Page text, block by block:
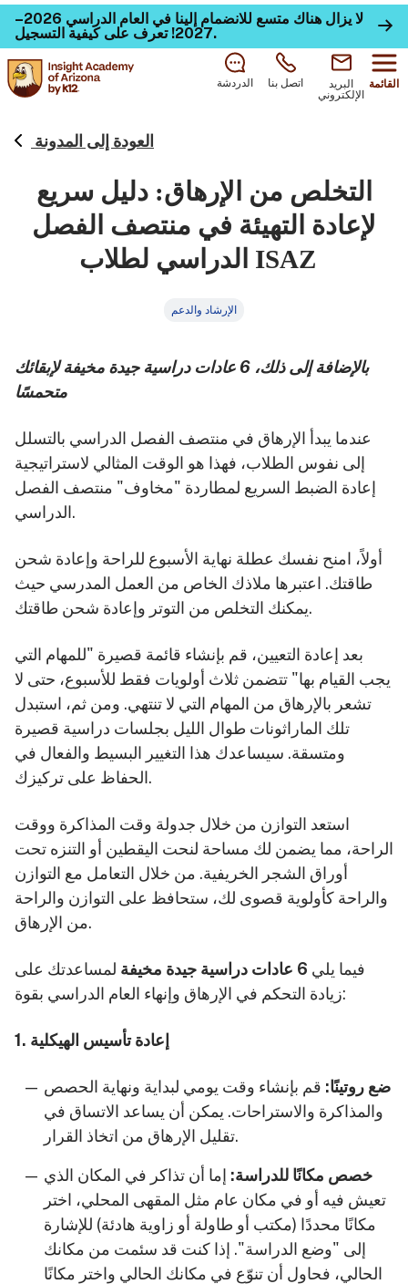
لا يزال هناك متسع للانضمام إلينا في العام الدراسي 2026–
2027! تعرف على كيفية التسجيل .
الدردشة اتصل بنا
البريد
الإلكتروني
القائمة
العودة إلى المدونة
التخلص من الإرهاق: دليل سريع
لإعادة التهيئة في منتصف الفصل
الدراسي لطلاب ISAZ
الإرشاد والدعم
بالإضافة إلى ذلك، 6 عادات دراسية جيدة مخيفة لإبقائك
متحمسًا
عندما يبدأ الإرهاق في منتصف الفصل الدراسي بالتسلل
إلى نفوس الطلاب، فهذا هو الوقت المثالي لاستراتيجية
إعادة الضبط السريع لمطاردة "مخاوف" منتصف الفصل
الدراسي.
أولاً، امنح نفسك عطلة نهاية الأسبوع للراحة وإعادة شحن
طاقتك. اعتبرها ملاذك الخاص من العمل المدرسي حيث
يمكنك التخلص من التوتر وإعادة شحن طاقتك.
بعد إعادة التعيين، قم بإنشاء قائمة قصيرة "للمهام التي
يجب القيام بها" تتضمن ثلاث أولويات فقط للأسبوع، حتى لا
تشعر بالإرهاق من المهام التي لا تنتهي. ومن ثم، استبدل
تلك الماراثونات طوال الليل بجلسات دراسية قصيرة
ومتسقة. سيساعدك هذا التغيير البسيط والفعال في
الحفاظ على تركيزك.
استعد التوازن من خلال جدولة وقت المذاكرة ووقت
الراحة، مما يضمن لك مساحة لنحت اليقطين أو التنزه تحت
أوراق الشجر الخريفية. من خلال التعامل مع التوازن
والراحة كأولوية قصوى لك، ستحافظ على التوازن والراحة
من الإرهاق.
فيما يلي 6 عادات دراسية جيدة مخيفة
لمساعدتك على
زيادة التحكم في الإرهاق وإنهاء العام الدراسي بقوة:
1. إعادة تأسيس الهيكلية
ضع روتينًا: قم بإنشاء وقت يومي لبداية ونهاية الحصص
والمذاكرة والاستراحات. يمكن أن يساعد الاتساق في
تقليل الإرهاق من اتخاذ القرار.
خصص مكانًا للدراسة: إما أن تذاكر في المكان الذي
تعيش فيه أو في مكان عام مثل المقهى المحلي، اختر
مكانًا محددًا (مكتب أو طاولة أو زاوية هادئة) للإشارة
إلى "وضع الدراسة". إذا كنت قد سئمت من مكانك
الحالي، فحاول أن تنوّع في مكانك الحالي واختر مكانًا